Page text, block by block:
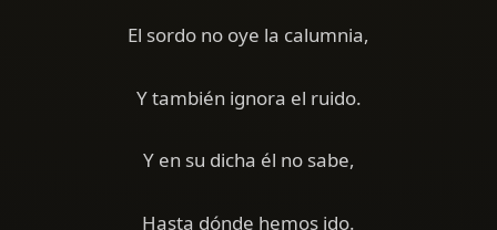
El sordo no oye la calumnia,
Y también ignora el ruido.
Y en su dicha él no sabe,
Hasta dónde hemos ido.